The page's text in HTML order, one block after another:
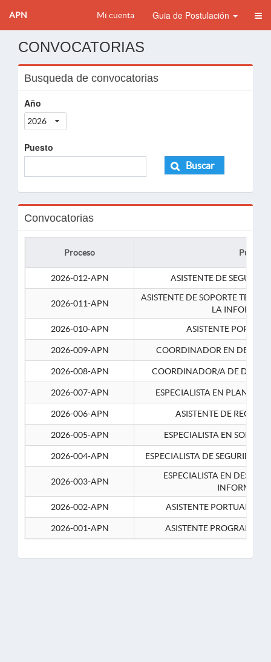
APN Mi cuenta Guia de Postulación
CONVOCATORIAS
Busqueda de convocatorias
Año
2026
Puesto
Buscar
Convocatorias
Proceso Puesto
2026-012-APN ASISTENTE DE
2026-011-APN
ASISTENTE DE SOPORTE
LA
2026-010-APN
ASISTENTE
2026-009-APN COORDINADOR EN
2026-008-APN COORDINADOR/A DE
2026-007-APN ESPECIALISTA EN
2026-006-APN ASISTENTE DE
2026-005-APN ESPECIALISTA EN
2026-004-APN ESPECIALISTA DE SEGURIDAD
2026-003-APN
ESPECIALISTA EN
2026-002-APN
ASISTENTE PORTUARIO 2-
2026-001-APN ASISTENTE